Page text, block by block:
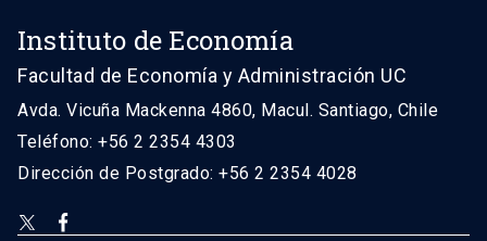
Instituto de Economía
Facultad de Economía y Administración UC
Avda. Vicuña Mackenna 4860, Macul. Santiago, Chile
Teléfono: +56 2 2354 4303
Dirección de Postgrado: +56 2 2354 4028